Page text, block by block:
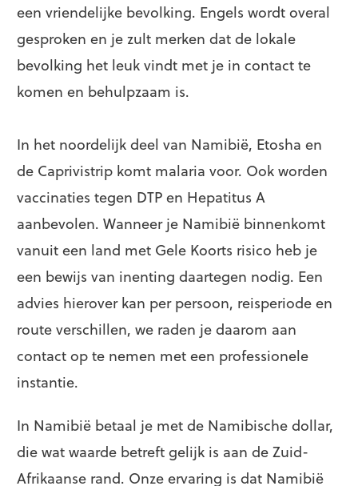
een vriendelijke bevolking. Engels wordt overal
gesproken en je zult merken dat de lokale
bevolking het leuk vindt met je in contact te
komen en behulpzaam is.
In het noordelijk deel van Namibië, Etosha en
de Caprivistrip komt malaria voor. Ook worden
vaccinaties tegen DTP en Hepatitus A
aanbevolen. Wanneer je Namibië binnenkomt
vanuit een land met Gele Koorts risico heb je
een bewijs van inenting daartegen nodig. Een
advies hierover kan per persoon, reisperiode en
route verschillen, we raden je daarom aan
contact op te nemen met een professionele
instantie.
In Namibië betaal je met de Namibische dollar,
die wat waarde betreft gelijk is aan de Zuid-
Afrikaanse rand. Onze ervaring is dat Namibië